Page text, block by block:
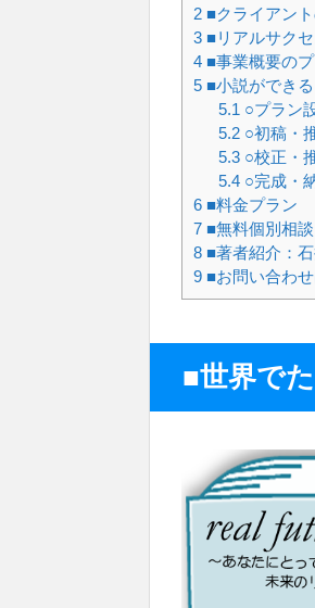
2 ■クライアン
3 ■リアルサク
4 ■事業概要の
5 ■小説ができ
5.1 ○プラン
5.2○初稿・
5.3○校正・
5.4○完成・
6 ■料金プラン
7 ■無料個別相
8 ■著者紹介：
9 ■お問い合わ
■世界で